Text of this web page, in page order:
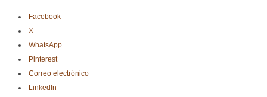
Facebook
X
WhatsApp
Pinterest
Correo electrónico
LinkedIn